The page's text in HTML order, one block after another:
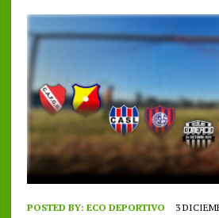
POSTED BY: ECO DEPORTIVO 3